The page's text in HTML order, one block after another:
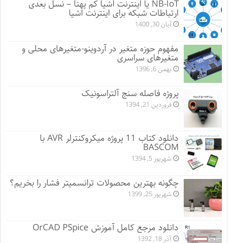
NB-IoT یا اینترنت اشیا کم پهنا – نسل بعدی
ارتباطات شبکه برای اینترنت اشیا
آبان 30, 1400
مفهوم حوزه متغیر در آردوینو-متغیرهای محلی و
متغیرهای سراسری
بهمن 6, 1396
پروژه فاصله سنج آلتراسونیک
فروردین 21, 1394
دانلود کتاب 11 پروژه میکروکنترلر AVR با
BASCOM
شهریور 5, 1394
چگونه بهترین محصولات ترانسمیتر فشار را بخریم؟
شهریور 25, 1399
دانلود مرجع کامل آموزش OrCAD PSpice
آذر 18, 1392